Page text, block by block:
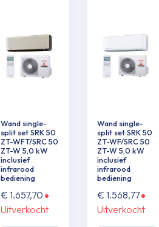
Wand single-
split set SRK 50
ZT-WFT/SRC 50
ZT-W 5,0 kW
inclusief
infrarood
bediening
€ 1.657,70
Uitverkocht
Wand single-
split set SRK 50
ZT-WF/SRC 50
ZT-W 5,0 kW
inclusief
infrarood
bediening
€ 1.568,77
Uitverkocht